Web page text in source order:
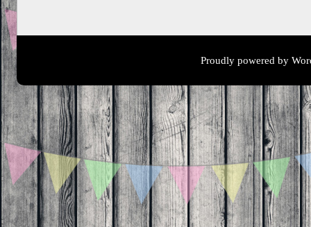
Proudly powered by